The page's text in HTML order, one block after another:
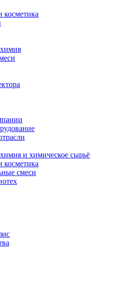
косметика
и химическое сырьё
косметика
смеси